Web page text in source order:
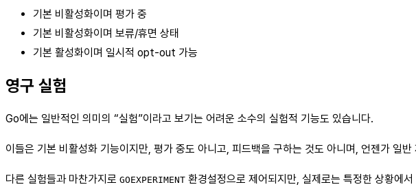
기본 비활성화이며 평가 중
기본 비활성화이며 보류/휴면 상태
기본 활성화이며 일시적 opt-out 가능
영구 실험
Go에는 일반적인 의미의 “실험”이라고 보기는 어려운 소수의 실험적 기능도 있습니다.
이들은 기본 비활성화 기능이지만, 평가 중도 아니고, 피드백을 구하는 것도 아니며, 언젠가 일
다른 실험들과 마찬가지로 GOEXPERIMENT 환경설정으로 제어되지만, 실제로는 특정한 상황에